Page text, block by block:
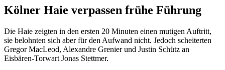
Kölner Haie verpassen frühe Führung
Die Haie zeigten in den ersten 20 Minuten einen mutigen Auftritt,
sie belohnten sich aber für den Aufwand nicht. Jedoch scheiterten
Gregor MacLeod, Alexandre Grenier und Justin Schütz an
Eisbären-Torwart Jonas Stettmer.